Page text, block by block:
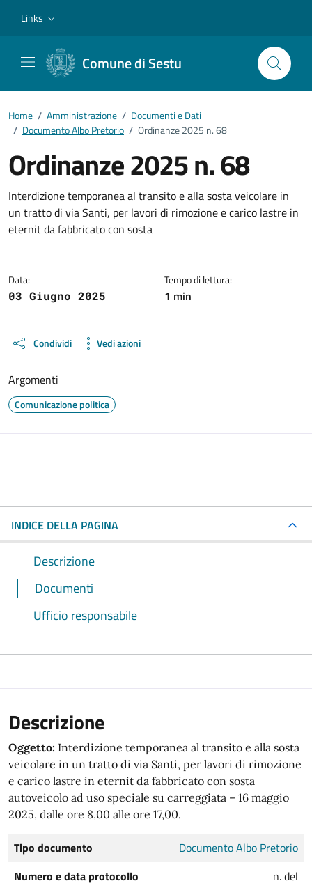
Links
Comune di Sestu
Home / Amministrazione / Documenti e Dati
/ Documento Albo Pretorio / Ordinanze 2025 n. 68
Ordinanze 2025 n. 68
Dettagli del documento
Interdizione temporanea al transito e alla sosta veicolare in
un tratto di via Santi, per lavori di rimozione e carico lastre in
eternit da fabbricato con sosta
Data:
03 Giugno 2025
Tempo di lettura:
1 min
Condividi Vedi azioni
Argomenti
Comunicazione politica
INDICE DELLA PAGINA
Descrizione
Documenti
Ufficio responsabile
Descrizione
Oggetto: Interdizione temporanea al transito e alla sosta
veicolare in un tratto di via Santi, per lavori di rimozione
e carico lastre in eternit da fabbricato con sosta
autoveicolo ad uso speciale su carreggiata – 16 maggio
2025, dalle ore 8,00 alle ore 17,00.
Tipo documento
Documento Albo Pretorio
Numero e data protocollo
n. del